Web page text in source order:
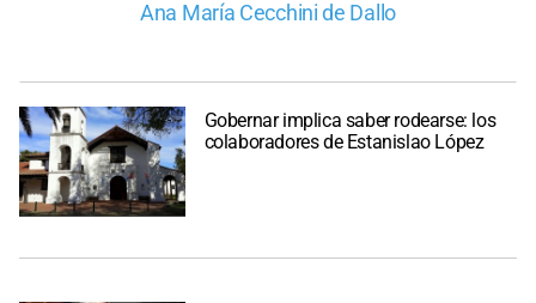
Ana María Cecchini de Dallo
Gobernar implica saber rodearse: los
colaboradores de Estanislao López